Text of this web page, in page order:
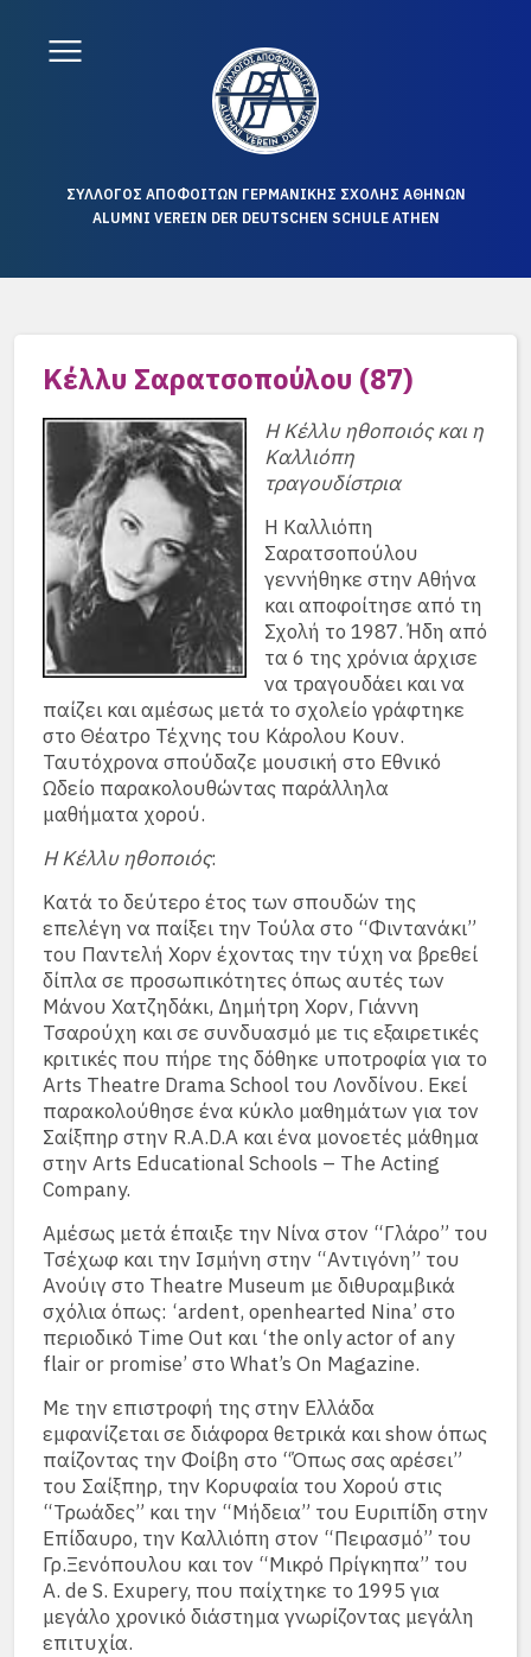
ΣΥΛΛΟΓΟΣ ΑΠΟΦΟΙΤΩΝ ΓΕΡΜΑΝΙΚΗΣ ΣΧΟΛΗΣ ΑΘΗΝΩΝ
ALUMNI VEREIN DER DEUTSCHEN SCHULE ATHEN
Κέλλυ Σαρατσοπούλου (87)
Η Κέλλυ ηθοποιός και η
Καλλιόπη
τραγουδίστρια
Η Καλλιόπη
Σαρατσοπούλου
γεννήθηκε στην Αθήνα
και αποφοίτησε από τη
Σχολή το 1987. Ήδη από
τα 6 της χρόνια άρχισε
να τραγουδάει και να
παίζει και αμέσως μετά το σχολείο γράφτηκε
στο Θέατρο Τέχνης του Κάρολου Κουν.
Ταυτόχρονα σπούδαζε μουσική στο Εθνικό
Ωδείο παρακολουθώντας παράλληλα
μαθήματα χορού.
Η Κέλλυ ηθοποιός:
Κατά το δεύτερο έτος των σπουδών της
επελέγη να παίξει την Τούλα στο “Φιντανάκι”
του Παντελή Χορν έχοντας την τύχη να βρεθεί
δίπλα σε προσωπικότητες όπως αυτές των
Μάνου Χατζηδάκι, Δημήτρη Χορν, Γιάννη
Τσαρούχη και σε συνδυασμό με τις εξαιρετικές
κριτικές που πήρε της δόθηκε υποτροφία για το
Arts Theatre Drama School του Λονδίνου. Εκεί
παρακολούθησε ένα κύκλο μαθημάτων για τον
Σαίξπηρ στην R.A.D.A και ένα μονοετές μάθημα
στην Arts Educational Schools – The Acting
Company.
Αμέσως μετά έπαιξε την Νίνα στον “Γλάρο” του
Τσέχωφ και την Ισμήνη στην “Αντιγόνη” του
Ανούιγ στο Theatre Museum με διθυραμβικά
σχόλια όπως: ‘ardent, openhearted Nina’ στο
περιοδικό Time Out και ‘the only actor of any
flair or promise’ στο What’s On Magazine.
Με την επιστροφή της στην Ελλάδα
εμφανίζεται σε διάφορα θετρικά και show όπως
παίζοντας την Φοίβη στο “Όπως σας αρέσει”
του Σαίξπηρ, την Κορυφαία του Χορού στις
“Τρωάδες” και την “Μήδεια” του Ευριπίδη στην
Επίδαυρο, την Καλλιόπη στον “Πειρασμό” του
Γρ.Ξενόπουλου και τον “Μικρό Πρίγκηπα” του
A. de S. Exupery, που παίχτηκε το 1995 για
μεγάλο χρονικό διάστημα γνωρίζοντας μεγάλη
επιτυχία.